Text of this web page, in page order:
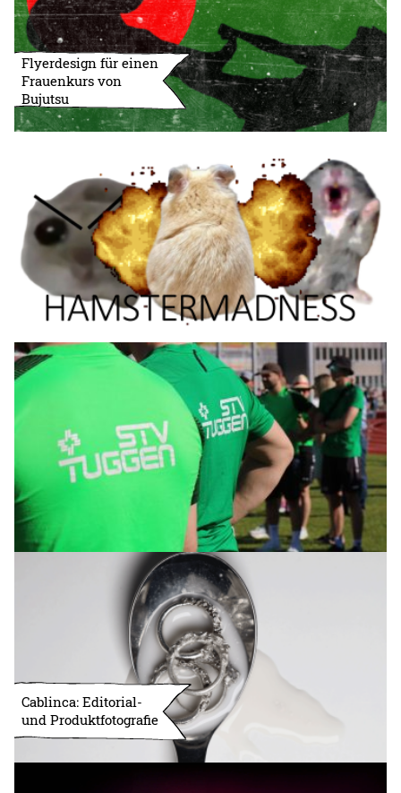
Flyerdesign für einen
Frauenkurs von
Bujutsu
Cablinca: Editorial-
und Produktfotografie